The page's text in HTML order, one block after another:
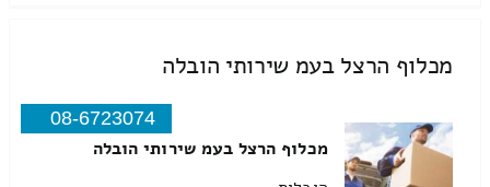
מכלוף הרצל בעמ שירותי הובלה
08-6723074
מכלוף הרצל בעמ שירותי הובלה